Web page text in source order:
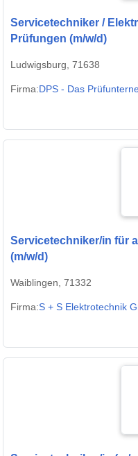
Servicetechniker /
Prüfungen (m/w/d)
Ludwigsburg, 71638
Firma:DPS - Das
Servicetechniker/in für
(m/w/d)
Waiblingen, 71332
Firma:S + S Elektrotechnik